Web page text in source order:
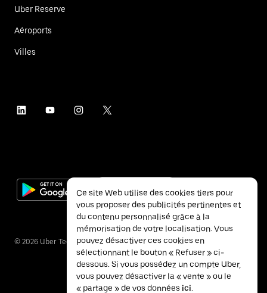
Uber Reserve
Aéroports
Villes
© 2026 Uber Technologies Inc.
Ce site Web utilise des cookies tiers pour
vous proposer des publicités pertinentes et
du contenu personnalisé grâce à la
mémorisation de votre localisation. Vous
pouvez désactiver ces cookies en
sélectionnant le bouton « Refuser » ci-
dessous. Si vous possédez un compte Uber,
vous pouvez désactiver la « vente » ou le
« partage » de vos données ici.